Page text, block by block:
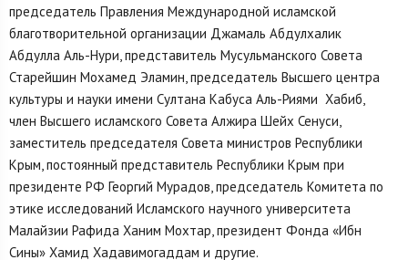
председатель Правления Международной исламской
благотворительной организации Джамаль Абдулхалик
Абдулла Аль-Нури, представитель Мусульманского Совета
Старейшин Мохамед Эламин, председатель Высшего центра
культуры и науки имени Султана Кабуса Аль-Риями Хабиб,
член Высшего исламского Совета Алжира Шейх Сенуси,
заместитель председателя Совета министров Республики
Крым, постоянный представитель Республики Крым при
президенте РФ Георгий Мурадов, председатель Комитета по
этике исследований Исламского научного университета
Малайзии Рафида Ханим Мохтар, президент Фонда «Ибн
Сины» Хамид Хадавимогаддам и другие.